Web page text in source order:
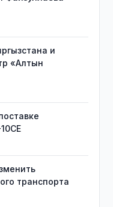
и
«Алтын
транспорта